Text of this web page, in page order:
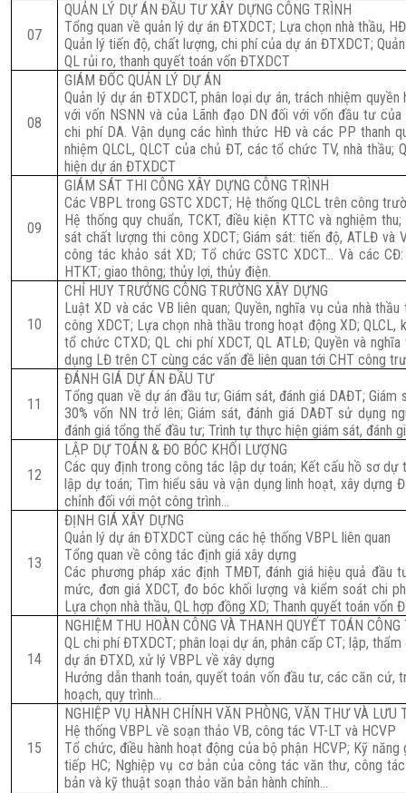
07
QUẢN LÝ DỰ ÁN ĐẦU TƯ XÂY DỰNG CÔNG TRÌNH
Tổng quan về quản lý dự án ĐTXDCT; Lựa chọn nhà thầu,
Quản lý tiến độ, chất lượng, chi phí của dự án ĐTXDCT;
QL rủi ro, thanh quyết toán vốn ĐTXDCT
08
GIÁM ĐỐC QUẢN LÝ DỰ ÁN
Quản lý dự án ĐTXDCT, phân loại dự án, trách nhiệm
với vốn NSNN và của Lãnh đạo DN đối với vốn đầu tư của
chi phí DA. Vận dụng các hình thức HĐ và các PP thanh
nhiệm QLCL, QLCT của chủ ĐT, các tổ chức TV, nhà thầu;
hiện dự án ĐTXDCT
09
GIÁM SÁT THI CÔNG XÂY DỰNG CÔNG TRÌNH
Các VBPL trong GSTC XDCT; Hệ thống QLCL trên công
Hệ thống quy chuẩn, TCKT, điều kiện KTTC và nghiệm
sát chất lượng thi công XDCT; Giám sát: tiến độ, ATLĐ và
công tác khảo sát XD; Tổ chức GSTC XDCT… Và các
HTKT; giao thông; thủy lợi, thủy điện.
10
CHỈ HUY TRƯỞNG CÔNG TRƯỜNG XÂY DỰNG
Luật XD và các VB liên quan; Quyền, nghĩa vụ của nhà
công XDCT; Lựa chọn nhà thầu trong hoạt động XD; QLCL,
tổ chức CTXD; QL chi phí XDCT, QL ATLĐ; Quyền và
dụng LĐ trên CT cùng các vấn đề liên quan tới CHT công
11
ĐÁNH GIÁ DỰ ÁN ĐẦU TƯ
Tổng quan về dự án đầu tư; Giám sát, đánh giá DAĐT; Giám
30% vốn NN trở lên; Giám sát, đánh giá DAĐT sử dụng
đánh giá tổng thể đầu tư; Trình tự thực hiện giám sát, đánh
12
LẬP DỰ TOÁN & ĐO BÓC KHỐI LƯỢNG
Các quy định trong công tác lập dự toán; Kết cấu hồ sơ dự
lập dự toán; Tìm hiểu sâu và vận dụng linh hoạt, xây dựng
chỉnh đối với một công trình…
13
ĐỊNH GIÁ XÂY DỰNG
Quản lý dự án ĐTXDCT cùng các hệ thống VBPL liên quan
Tổng quan về công tác định giá xây dựng
Các phương pháp xác định TMĐT, đánh giá hiệu quả đầu
mức, đơn giá XDCT, đo bóc khối lượng và kiểm soát chi
Lựa chọn nhà thầu, QL hợp đồng XD; Thanh quyết toán vốn
14
NGHIỆM THU HOÀN CÔNG VÀ THANH QUYẾT TOÁN
QL chi phí ĐTXDCT; phân loại dự án, phân cấp CT; lập,
dự án ĐTXD, xử lý VBPL về xây dựng
Hướng dẫn thanh toán, quyết toán vốn đầu tư, các căn cứ,
hoạch, quy trình…
15
NGHIỆP VỤ HÀNH CHÍNH VĂN PHÒNG, VĂN THƯ VÀ LƯU
Hệ thống VBPL về soạn thảo VB, công tác VT-LT và HCVP
Tổ chức, điều hành hoạt động của bộ phận HCVP; Kỹ
tiếp HC; Nghiệp vụ cơ bản của công tác văn thư, công
bản và kỹ thuật soạn thảo văn bản hành chính…